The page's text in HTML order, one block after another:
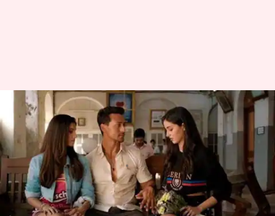
अनन्या या तारा, किसे चुनेंगे टाइगर?
'स्टूडेंट ऑफ द ईयर 2' का ट्रेलर
रिलीज़
लेखन स्वाति पाण्डेय Apr 12, 2019 02:51 pm
क्या है खबर?